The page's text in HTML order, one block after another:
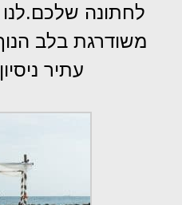
לחתונה
משודרגת בלב
עתיר